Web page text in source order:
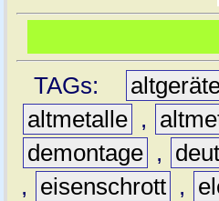
TAGs:
altmetalle ,
demontage ,
,
eisenschrott ,